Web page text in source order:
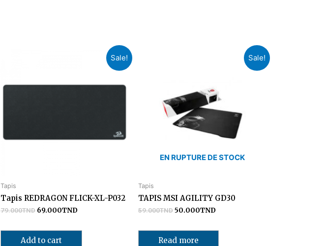
Sale!
Tapis
Tapis REDRAGON FLICK-XL-P032
79.000TND 69.000TND
Add to cart
Sale!
EN RUPTURE DE STOCK
Tapis
TAPIS MSI AGILITY GD30
59.000TND50.000TND
Read more